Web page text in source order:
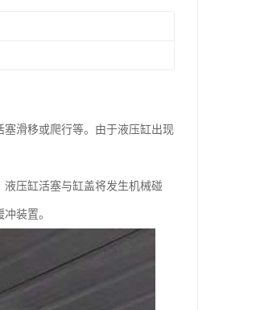
滑移或爬行等。由于液压缸出现
压缸活塞与缸盖将发生机械碰
装置。